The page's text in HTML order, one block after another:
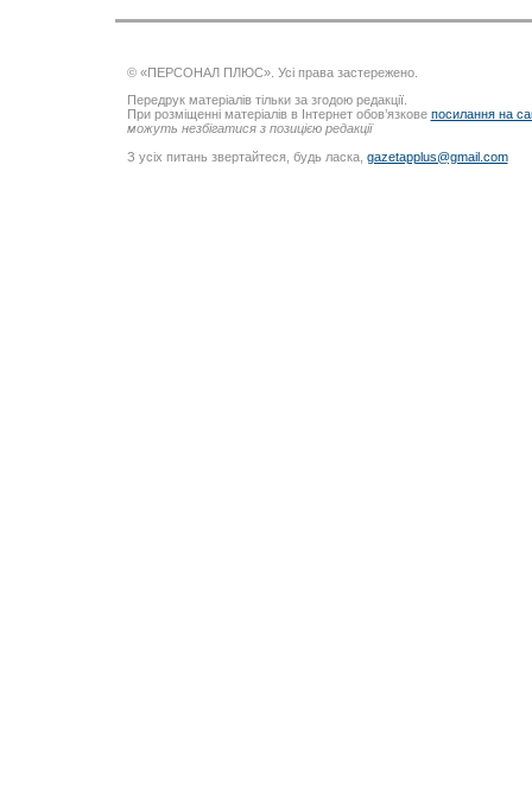
© «ПЕРСОНАЛ ПЛЮС». Усі права застережено.
Передрук матеріалів тільки за згодою редакції.
При розміщенні матеріалів в Інтернет обов’язкове посилання на
можуть незбігатися з позицією редакції
З усіх питань звертайтеся, будь ласка, gazetapplus@gmail.com